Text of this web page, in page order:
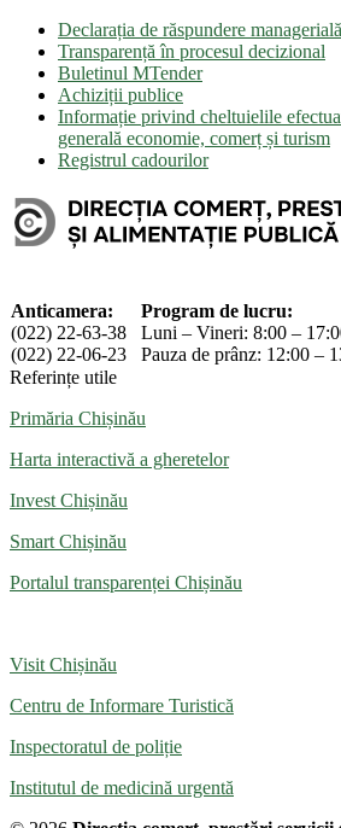
Declarația de răspundere managerială
Transparență în procesul decizional
Buletinul MTender
Achiziții publice
Informație privind cheltuielile
generală economie, comerț și turism
Registrul cadourilor
Anticamera:
(022) 22-63-38
(022) 22-06-23
Program de lucru:
Luni – Vineri: 8:00 –
Pauza de prânz: 12:00 –
Referințe utile
Primăria Chișinău
Harta interactivă a gheretelor
Invest Chișinău
Smart Chișinău
Portalul transparenței Chișinău
Visit Chișinău
Centru de Informare Turistică
Inspectoratul de poliție
Institutul de medicină urgentă